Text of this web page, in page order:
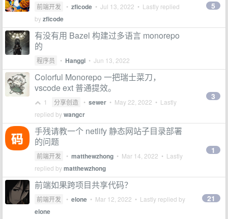
前端开发 • zficode • Jul 13, 2022 • Lastly replied
byzficode
5
有没有用 Bazel 构建过多语言 monorepo
的
程序员 • Hanggi • Jun 13, 2022
Colorful Monorepo 一把瑞士菜刀，
vscode ext 普通提效。
1 分享创造 • sewer • May 22, 2022 • Lastly
replied bywangcr
3
手残请教一个 netlify 静态网站子目录部署
的问题
前端开发 • matthewzhong • Mar 14, 2022 • Lastly
replied bymatthewzhong
1
前端如果跨项目共享代码？
前端开发 • elone • Mar 12, 2022 • Lastly replied by
elone
21